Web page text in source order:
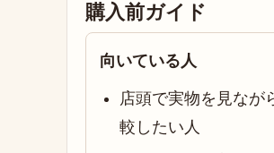
購入前ガイド
向いている人
店頭で実物を見なが
較したい人